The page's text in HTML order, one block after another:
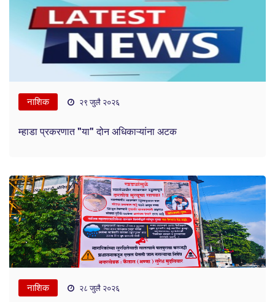
नाशिक २९ जुलै २०२६
म्हाडा प्रकरणात "या" दोन अधिकाऱ्यांना अटक
नाशिक २८ जुलै २०२६